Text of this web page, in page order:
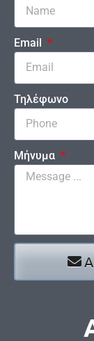
Email
Τηλέφωνο
Μήνυμα